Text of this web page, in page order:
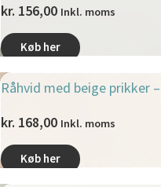
kr. 156,00 Inkl. moms
Køb her
Råhvid med beige prikker
kr. 168,00 Inkl. moms
Køb her